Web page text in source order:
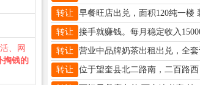
、网
掏钱的
转让
转让
转让
转让